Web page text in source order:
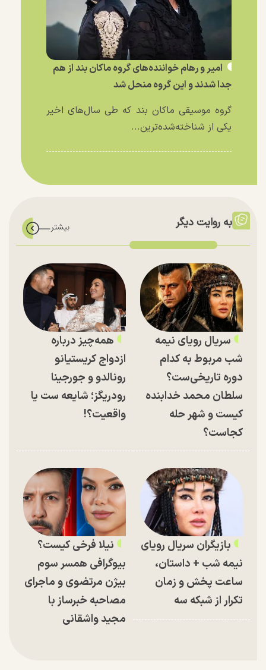
امیر و رهام خواننده‌های گروه ماکان بند از هم
جدا شدند و این گروه منحل شد
گروه موسیقی ماکان بند که طی سال‌های اخیر
یکی از شناخته‌شده‌ترین...
به روایت دیگر
سریال رویای نیمه
شب مربوط به کدام
دوره تاریخی‌ست؟
سلطان محمد خدابنده
کیست و شهر حله
کجاست؟
همه‌چیز درباره
ازدواج کریستیانو
رونالدو و جورجینا
رودریگز؛ شایعه ست یا
واقعیت؟!
بازیگران سریال رویای
نیمه شب + داستان،
ساعت پخش و زمان
تکرار از شبکه سه
نیلا فرخی کیست؟
بیوگرافی همسر سوم
بیژن مرتضوی و ماجرای
مصاحبه خبرساز با
مجید واشقانی